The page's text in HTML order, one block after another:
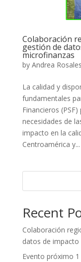
Colaboración
gestión de
microfinanzas
by Andrea Rosales
La calidad y
fundamentales
Financieros
necesidades de
impacto en la
Centroamérica y...
Recent
Colaboración
datos de
Evento próximo 1